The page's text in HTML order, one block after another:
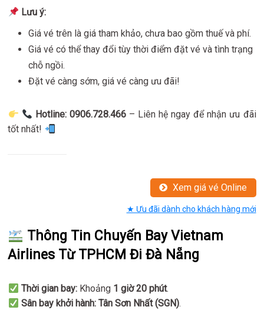
Lưu ý:
Giá vé trên là giá tham khảo, chưa bao gồm thuế và phí.
Giá vé có thể thay đổi tùy thời điểm đặt vé và tình trạng
chỗ ngồi.
Đặt vé càng sớm, giá vé càng ưu đãi!
Hotline: 0906.728.466 – Liên hệ ngay để nhận ưu đãi
tốt nhất!
Xem giá vé Online
★ Ưu đãi dành cho khách hàng mới
Thông Tin Chuyến Bay Vietnam
Airlines Từ TPHCM Đi Đà Nẵng
Thời gian bay:Khoảng 1 giờ 20 phút.
Sân bay khởi hành: Tân Sơn Nhất (SGN).